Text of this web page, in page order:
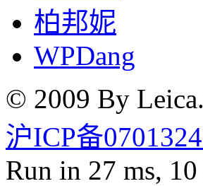
柏邦妮
WPDang
© 2009 By
沪ICP备
Run in 27 ms, 10